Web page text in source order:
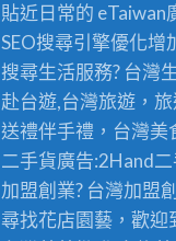
貼近日常的 eTaiwan
SEO搜尋引擎優化增
搜尋生活服務? 台灣
赴台遊,台灣旅遊 ，
送禮伴手禮，台灣美
二手貨廣告:2Hand
加盟創業? 台灣加盟
尋找花店園藝，歡迎